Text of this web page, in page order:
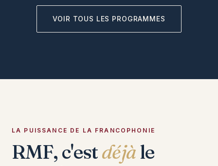
VOIR TOUS LES PROGRAMMES
LA PUISSANCE DE LA FRANCOPHONIE
RMF, c'estdéjàle